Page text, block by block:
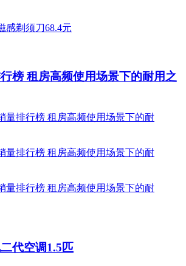
榜 租房高频使用场景下的耐用之
代空调1.5匹